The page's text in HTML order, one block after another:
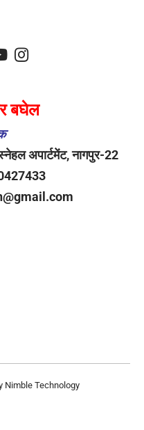
बघेल
अपार्टमेंट, नागपुर-22
Nimble Technology